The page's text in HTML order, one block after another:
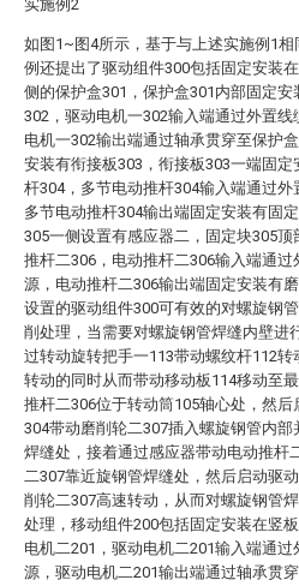
实施例2
如图1~图4所示，基于与上述实施例1
例还提出了驱动组件300包括固定安装
侧的保护盒301，保护盒301内部固定安
302，驱动电机一302输入端通过外置线
电机一302输出端通过轴承贯穿至保护
安装有衔接板303，衔接板303一端固
杆304，多节电动推杆304输入端通过外
多节电动推杆304输出端固定安装有固
305一侧设置有感应器二，固定块305顶
推杆二306，电动推杆二306输入端通过
源，电动推杆二306输出端固定安装有
设置的驱动组件300可有效的对螺旋钢
削处理，当需要对螺旋钢管焊缝内壁进
过转动旋转把手一113带动螺纹杆112转
转动的同时从而带动移动板114移动至
推杆二306位于转动筒105轴心处，然
304带动磨削轮二307插入螺旋钢管内
焊缝处，接着通过感应器带动电动推杆
二307靠近旋钢管焊缝处，然后启动驱
削轮二307高速转动，从而对螺旋钢管
处理，移动组件200包括固定安装在竖
电机二201，驱动电机二201输入端通过
源，驱动电机二201输出端通过轴承贯